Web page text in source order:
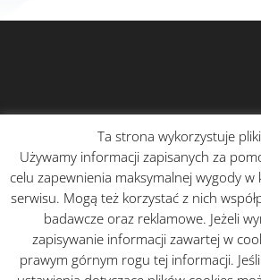
Ta strona wykorzystuje
Używamy informacji zapisanych za
celu zapewnienia maksymalnej wygody w
serwisu. Mogą też korzystać z nich
badawcze oraz reklamowe. Jeżeli
zapisywanie informacji zawartej w
prawym górnym rogu tej informacji.